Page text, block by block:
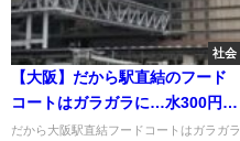
社会
【大阪】だから駅直結のフード
コートはガラガラに…水300円は
払わない｢ケチな大阪人｣の言い
だから大阪駅直結フードコートはガラガラ